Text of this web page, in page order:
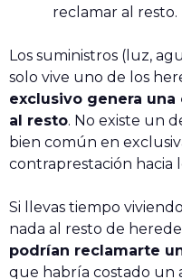
reclamar al resto.
Los suministros (luz,
solo vive uno de los
exclusivo genera
al resto. No existe un
bien común en
contraprestación hacia
Si llevas tiempo
nada al resto de
podrían reclamarte
que habría costado un